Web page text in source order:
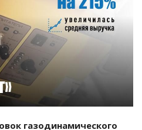
проект
газодинамического